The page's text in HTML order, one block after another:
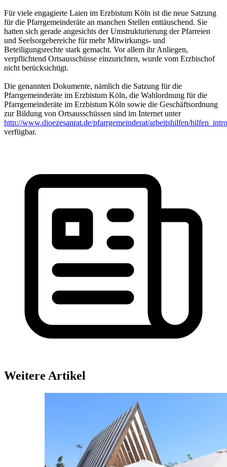
Für viele engagierte Laien im Erzbistum Köln ist die neue Satzung
für die Pfarrgemeinderäte an manchen Stellen enttäuschend. Sie
hatten sich gerade angesichts der Umstrukturierung der Pfarreien
und Seelsorgebereiche für mehr Mitwirkungs- und
Beteiligungsrechte stark gemacht. Vor allem ihr Anliegen,
verpflichtend Ortsausschüsse einzurichten, wurde vom Erzbischof
nicht berücksichtigt.
Die genannten Dokumente, nämlich die Satzung für die
Pfarrgemeinderäte im Erzbistum Köln, die Wahlordnung für die
Pfarrgemeinderäte im Erzbistum Köln sowie die Geschäftsordnung
zur Bildung von Ortsausschüssen sind im Internet unter
http://www.dioezesanrat.de/pfarrgemeinderat/arbeitshilfen/
verfügbar.
Weitere Artikel